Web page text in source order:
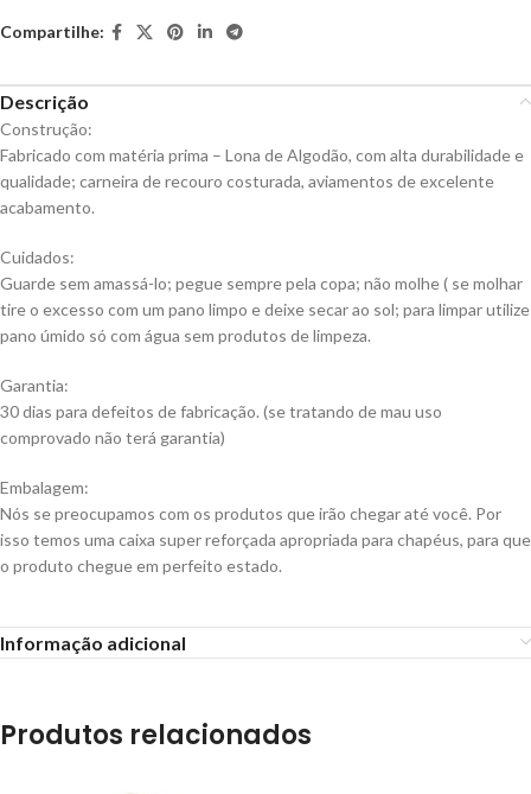
Compartilhe:
Descrição
Construção:
Fabricado com matéria prima – Lona de Algodão, com alta durabilidade e
qualidade; carneira de recouro costurada, aviamentos de excelente
acabamento.
Cuidados:
Guarde sem amassá-lo; pegue sempre pela copa; não molhe ( se molhar
tire o excesso com um pano limpo e deixe secar ao sol; para limpar utilize
pano úmido só com água sem produtos de limpeza.
Garantia:
30 dias para defeitos de fabricação. (se tratando de mau uso
comprovado não terá garantia)
Embalagem:
Nós se preocupamos com os produtos que irão chegar até você. Por
isso temos uma caixa super reforçada apropriada para chapéus, para que
o produto chegue em perfeito estado.
Informação adicional
Produtos relacionados